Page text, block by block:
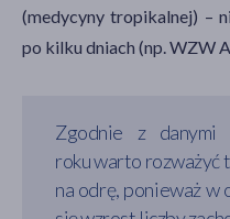
(medycyny tropikalnej) –
po kilku dniach (np. WZW
Zgodnie z
roku warto rozważyć
na odrę, ponieważ w